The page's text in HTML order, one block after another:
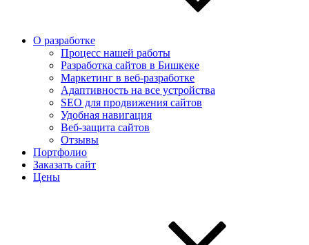
О разработке
Процесс нашей работы
Разработка сайтов в Бишкеке
Маркетинг в веб-разработке
Адаптивность на все устройства
SEO для продвижения сайтов
Удобная навигация
Веб-защита сайтов
Отзывы
Портфолио
Заказать сайт
Цены